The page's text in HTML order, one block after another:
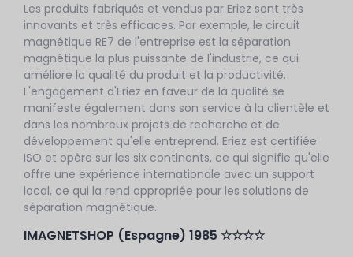
Les produits fabriqués et vendus par Eriez sont très
innovants et très efficaces. Par exemple, le circuit
magnétique RE7 de l'entreprise est la séparation
magnétique la plus puissante de l'industrie, ce qui
améliore la qualité du produit et la productivité.
L'engagement d'Eriez en faveur de la qualité se
manifeste également dans son service à la clientèle et
dans les nombreux projets de recherche et de
développement qu'elle entreprend. Eriez est certifiée
ISO et opère sur les six continents, ce qui signifie qu'elle
offre une expérience internationale avec un support
local, ce qui la rend appropriée pour les solutions de
séparation magnétique.
IMAGNETSHOP (Espagne) 1985 ☆☆☆☆